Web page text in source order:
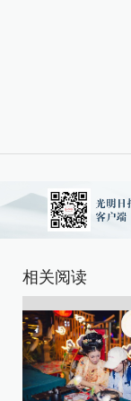
相关阅读